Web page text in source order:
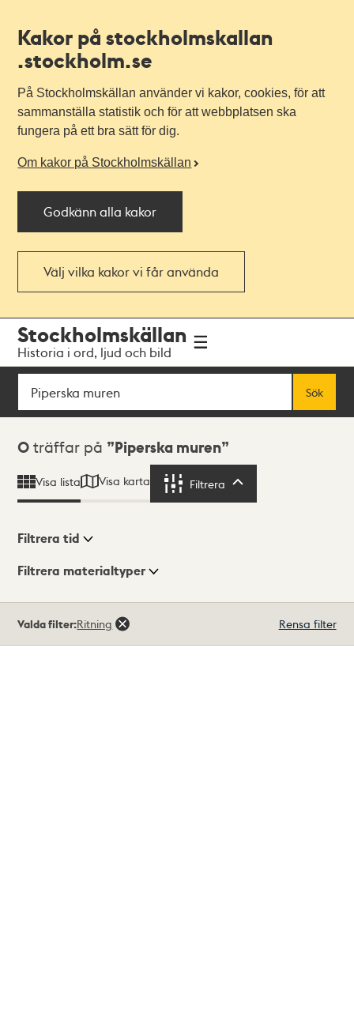
Kakor på stockholmskallan
.stockholm.se
På Stockholmskällan använder vi kakor, cookies, för att
sammanställa statistik och för att webbplatsen ska
fungera på ett bra sätt för dig.
Om kakor på Stockholmskällan
Godkänn alla kakor
Välj vilka kakor vi får använda
navigationen
huvudinnehållet
Stockholmskällan
Historia i ord, ljud och bild
Sök
Sök
Sökresultat
0 träffar på Piperska muren
Visa lista Visa karta Filtrera
Visningsläge
Filtrera tid
Filtrera materialtyper
träffar
Valda filter:Ritning Rensa filter